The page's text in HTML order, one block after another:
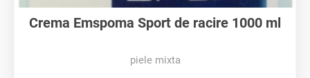
Crema Emspoma Sport de racire 1000 ml
piele mixta